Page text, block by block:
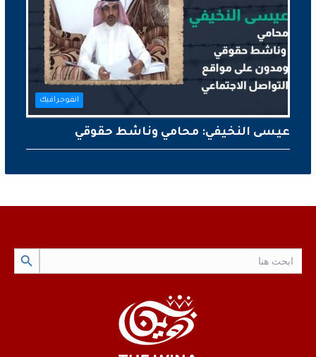
انفوجرافيك
عيسى النخيفي: محامي وناشط حقوقي
Search
Search Button